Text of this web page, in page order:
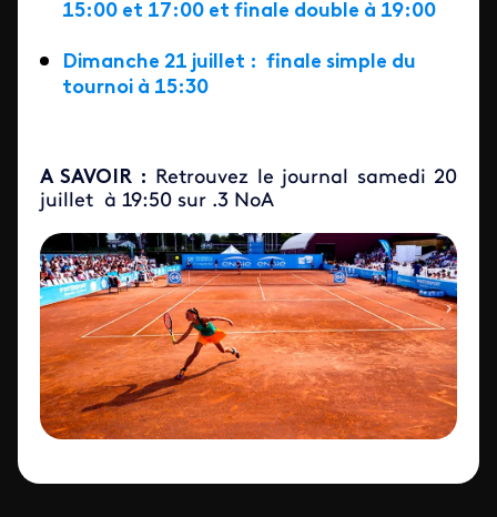
15:00 et 17:00 et finale double à 19:00
Dimanche 21 juillet : finale simple du
tournoi à 15:30
A SAVOIR : Retrouvez le journal samedi 20
juillet à 19:50 sur .3 NoA